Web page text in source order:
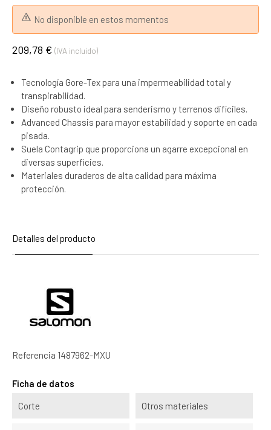
No disponible en estos momentos
209,78 € (IVA incluido)
Tecnología Gore-Tex para una impermeabilidad total y
transpirabilidad.
Diseño robusto ideal para senderismo y terrenos difíciles.
Advanced Chassis para mayor estabilidad y soporte en cada
pisada.
Suela Contagrip que proporciona un agarre excepcional en
diversas superficies.
Materiales duraderos de alta calidad para máxima
protección.
Detalles del producto
Referencia 1487962-MXU
Ficha de datos
Corte Otros materiales